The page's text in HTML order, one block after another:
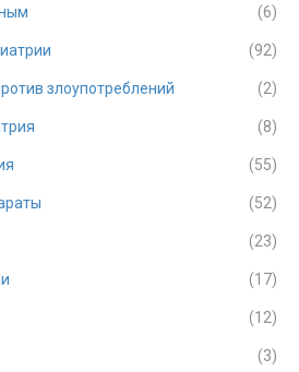
(6)
(92)
злоупотреблений (2)
(8)
(55)
(52)
(23)
(17)
(12)
(3)